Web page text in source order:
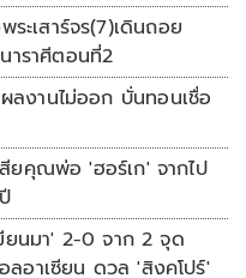
ะเสาร์จร(7)เดินถอย
าราศีตอนที่2
งานไม่ออก บั่นทอนเชื่อ
ยคุณพ่อ 'ฮอร์เก' จากไป
ยนมา' 2-0 จาก 2 จุด
ลอาเซียน ดวล 'สิงคโปร์'